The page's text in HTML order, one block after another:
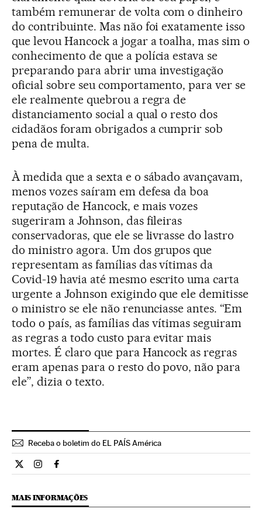
também remunerar de volta com o dinheiro
do contribuinte. Mas não foi exatamente isso
que levou Hancock a jogar a toalha, mas sim o
conhecimento de que a polícia estava se
preparando para abrir uma investigação
oficial sobre seu comportamento, para ver se
ele realmente quebrou a regra de
distanciamento social a qual o resto dos
cidadãos foram obrigados a cumprir sob
pena de multa.
À medida que a sexta e o sábado avançavam,
menos vozes saíram em defesa da boa
reputação de Hancock, e mais vozes
sugeriram a Johnson, das fileiras
conservadoras, que ele se livrasse do lastro
do ministro agora. Um dos grupos que
representam as famílias das vítimas da
Covid-19 havia até mesmo escrito uma carta
urgente a Johnson exigindo que ele demitisse
o ministro se ele não renunciasse antes. “Em
todo o país, as famílias das vítimas seguiram
as regras a todo custo para evitar mais
mortes. É claro que para Hancock as regras
eram apenas para o resto do povo, não para
ele”, dizia o texto.
Receba o boletim do EL PAÍS América
Internacional El País Brasil en Twitter
Internacional El País Brasil en Instagram
Internacional El País Brasil en Facebook
MAIS INFORMAÇÕES